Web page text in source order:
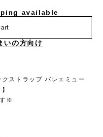
available
いの方向け
ストラップ バレエミュー
※